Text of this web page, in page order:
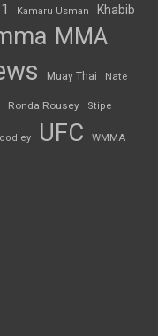
Kamaru Usman Khabib
MMA
Muay Thai Nate
Ronda Rousey Stipe
UFC WMMA